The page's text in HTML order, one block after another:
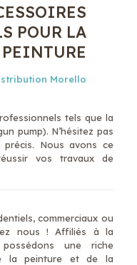
POUR LA
PEINTURE
Morello
tels que la
pump). N’hésitez pas
Nous avons ce
vos travaux de
commerciaux ou
nous ! Affiliés à la
une riche
la peinture et de la